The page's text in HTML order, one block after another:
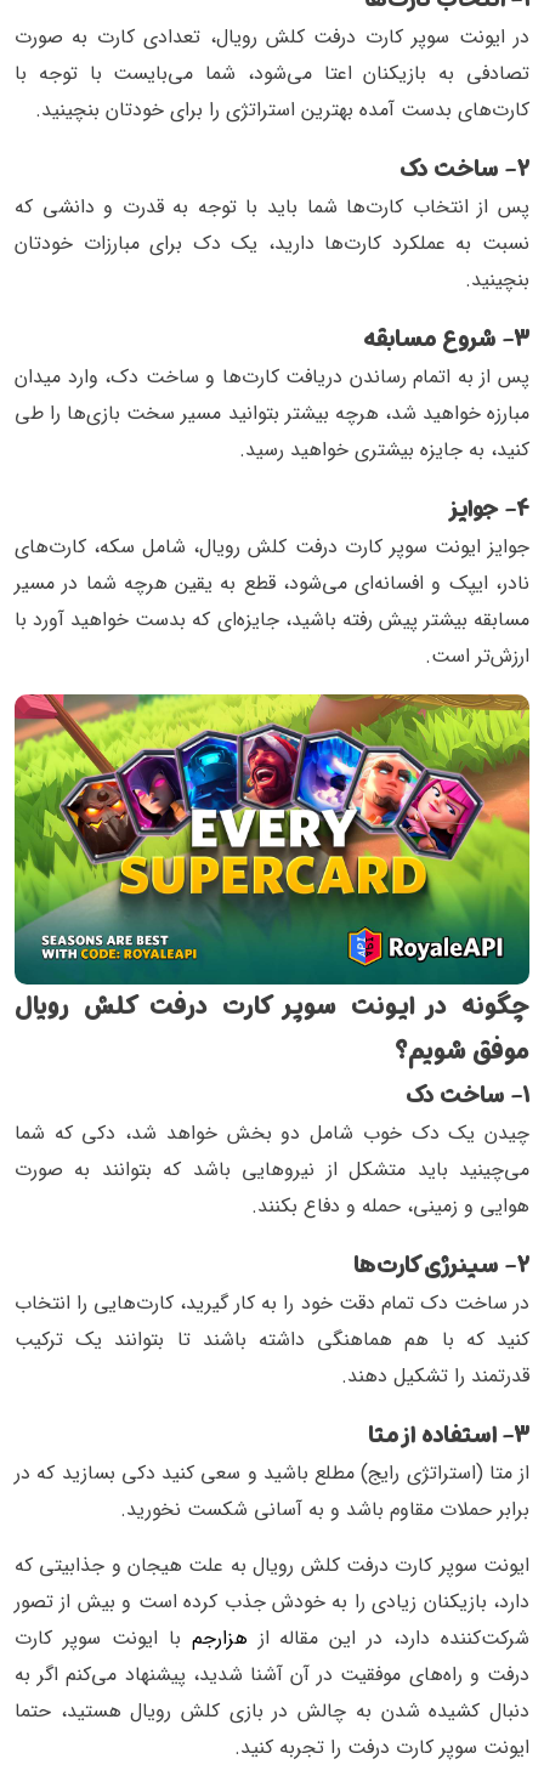
در ایونت سوپر کارت درفت کلش رویال، تعدادی کارت به صورت
تصادفی به بازیکنان اعتا می‌شود، شما می‌بایست با توجه با
کارت‌های بدست آمده بهترین استراتژی را برای خودتان بنچینید.
۲- ساخت دک
پس از انتخاب کارت‌ها شما باید با توجه به قدرت و دانشی که
نسبت به عملکرد کارت‌ها دارید، یک دک برای مبارزات خودتان
بنچینید.
۳- شروع مسابقه
پس از به اتمام رساندن دریافت‌ کارت‌ها و ساخت دک، وارد میدان
مبارزه خواهید شد، هرچه بیشتر بتوانید مسیر سخت بازی‌ها را طی
کنید، به جایزه بیشتری خواهید رسید.
۴- جوایز
جوایز ایونت سوپر کارت درفت کلش رویال، شامل سکه، کارت‌های
نادر، ایپک و افسانه‌ای می‌شود، قطع به یقین هرچه شما در مسیر
مسابقه بیشتر پیش رفته باشید، جایزه‌ای که بدست خواهید آورد با
ارزش‌تر است.
چگونه در ایونت سوپر کارت درفت کلش رویال
موفق شویم؟
۱- ساخت دک
چیدن یک دک خوب شامل دو بخش خواهد شد، دکی که شما
می‌چینید باید متشکل از نیروهایی باشد که بتوانند به صورت
هوایی و زمینی، حمله و دفاع بکنند.
۲- سینرژی کارت‌ها
در ساخت دک تمام دقت خود را به کار گیرید، کارت‌هایی را انتخاب
کنید که با هم هماهنگی داشته باشند تا بتوانند یک ترکیب
قدرتمند را تشکیل دهند.
۳- استفاده از متا
از متا (استراتژی رایج) مطلع باشید و سعی کنید دکی بسازید که در
برابر حملات مقاوم باشد و به آسانی شکست نخورید.
ایونت سوپر کارت درفت کلش رویال به علت هیجان و جذابیتی که
دارد، بازیکنان زیادی را به خودش جذب کرده است و بیش از تصور
شرکت‌کننده دارد، در این مقاله از هزارجم با ایونت سوپر کارت
درفت و راه‌های موفقیت در آن آشنا شدید، پیشنهاد می‌کنم اگر به
دنبال کشیده شدن به چالش در بازی کلش رویال هستید، حتما
ایونت سوپر کارت درفت را تجربه کنید.